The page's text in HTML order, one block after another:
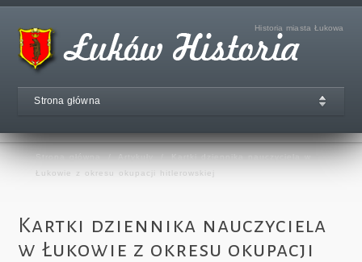
Historia miasta Łukowa
Strona główna
Strona główna Artykuły
Kartki dziennika nauczyciela w
Łukowie z okresu okupacji hitlerowskiej
Kartki dziennika nauczyciela
w Łukowie z okresu okupacji